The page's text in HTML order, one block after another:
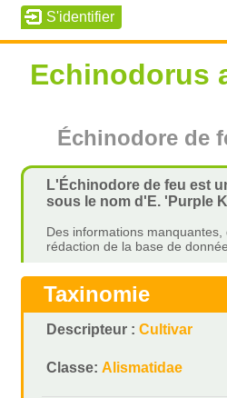
Echinodorus
Échinodore de
L'Échinodore de feu est
sous le nom d'E. 'Purple
Des informations
rédaction de la base de
Taxinomie
Descripteur :Cultivar
Classe:Alismatidae